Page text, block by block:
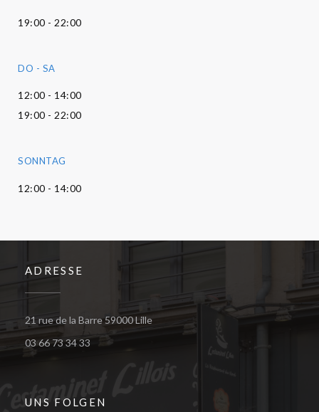
19:00 - 22:00
DO - SA
12:00 - 14:00
19:00 - 22:00
SONNTAG
12:00 - 14:00
ADRESSE
21 rue de la Barre 59000 Lille((öffnet ein neues Fenster))
03 66 73 34 33
UNS FOLGEN